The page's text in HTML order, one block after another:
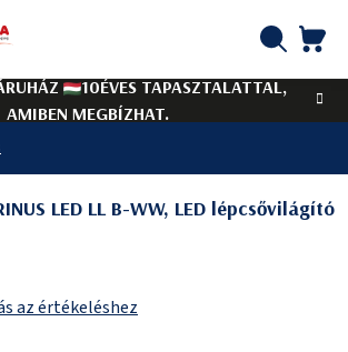
10ÉVES TAPASZTALATTAL,
AMIBEN MEGBÍZHAT.
LED LL B-WW, LED lépcsővilágító
az értékeléshez